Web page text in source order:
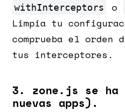
withInterceptors o
Limpia tu
comprueba el orden
tus interceptores.
3. zone.js se ha
nuevas apps).